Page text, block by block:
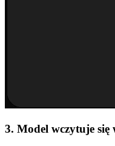
3. Model wczytuje się